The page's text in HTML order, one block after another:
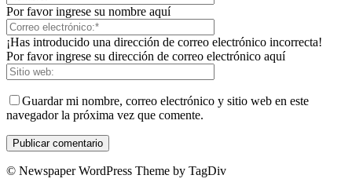
Por favor ingrese su nombre aquí
¡Has introducido una dirección de correo electrónico incorrecta!
Por favor ingrese su dirección de correo electrónico aquí
Guardar mi nombre, correo electrónico y sitio web en este
navegador la próxima vez que comente.
© Newspaper WordPress Theme by TagDiv